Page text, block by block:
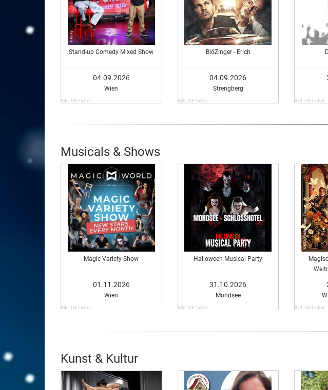
Stand-up Comedy Mixed Show
04.09.2026
Wien
Bild: OETicket
BlöZinger - Erich
04.09.2026
Strengberg
Bild: OETicket Bild: OETicket
Musicals & Shows
Magic Variety Show
01.11.2026
Wien
Bild: OETicket
Halloween Musical Party
31.10.2026
Mondsee
Bild: OETicket Bild: OETicket
Kunst & Kultur